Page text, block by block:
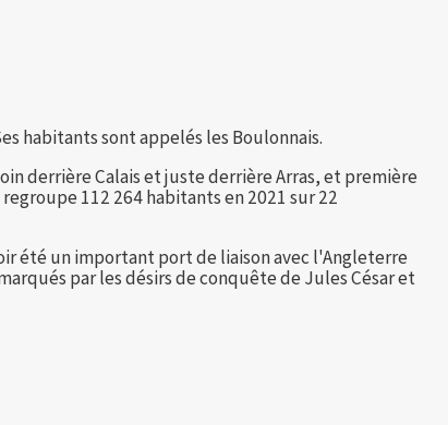
habitants sont appelés les Boulonnais.
derrière Calais et juste derrière Arras, et première
112 264 habitants en 2021 sur 22
été un important port de liaison avec l'Angleterre
par les désirs de conquête de Jules César et